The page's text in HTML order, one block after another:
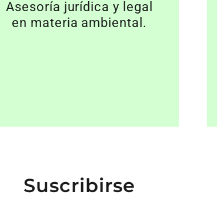
Asesoría jurídica y legal
en materia ambiental.
Suscribirse